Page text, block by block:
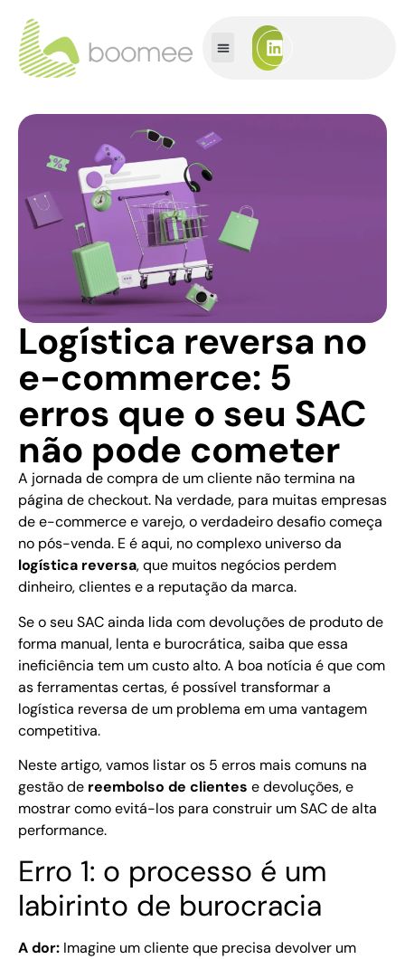
Logística reversa no
e-commerce: 5
erros que o seu SAC
não pode cometer
A jornada de compra de um cliente não termina na
página de checkout. Na verdade, para muitas empresas
de e-commerce e varejo, o verdadeiro desafio começa
no pós-venda. E é aqui, no complexo universo da
logística reversa, que muitos negócios perdem
dinheiro, clientes e a reputação da marca.
Se o seu SAC ainda lida com devoluções de produto de
forma manual, lenta e burocrática, saiba que essa
ineficiência tem um custo alto. A boa notícia é que com
as ferramentas certas, é possível transformar a
logística reversa de um problema em uma vantagem
competitiva.
Neste artigo, vamos listar os 5 erros mais comuns na
gestão de reembolso de clientes e devoluções, e
mostrar como evitá-los para construir um SAC de alta
performance.
Erro 1: o processo é um
labirinto de burocracia
A dor: Imagine um cliente que precisa devolver um